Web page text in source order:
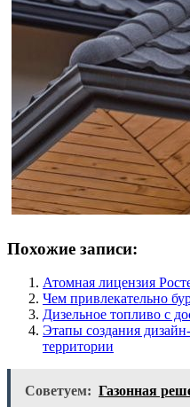
Похожие записи:
Атомная лицензия
Чем привлекательно
Дизельное топливо с
Этапы создания
территории
Советуем: Газонная